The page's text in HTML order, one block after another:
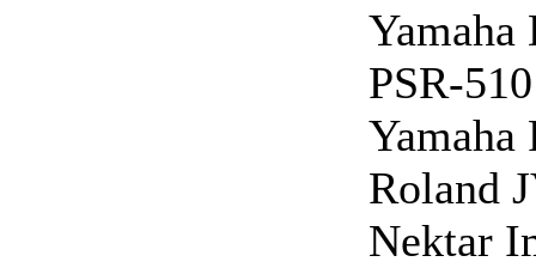
Yamaha
PSR-510
Yamaha
Roland
Nektar